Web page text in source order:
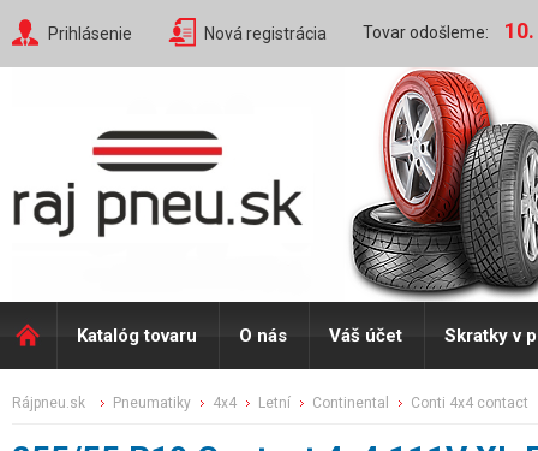
Prihlásenie Nová registrácia Tovar odošleme:
Katalóg tovaru O nás Váš účet Skratky v
rájpneu.sk pneumatiky 4x4 letní continental conti 4x4 contact